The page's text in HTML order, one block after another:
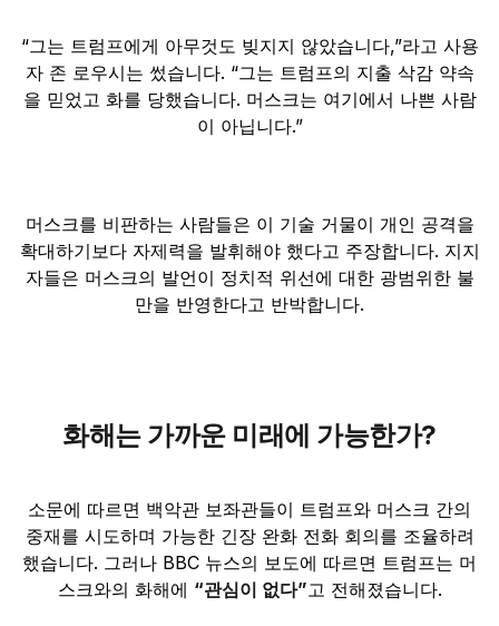
“그는 트럼프에게 아무것도 빚지지 않았습니다,”라고 사용
자 존 로우시는 썼습니다. “그는 트럼프의 지출 삭감 약속
을 믿었고 화를 당했습니다. 머스크는 여기에서 나쁜 사람
이 아닙니다.”
머스크를 비판하는 사람들은 이 기술 거물이 개인 공격을
확대하기보다 자제력을 발휘해야 했다고 주장합니다. 지지
자들은 머스크의 발언이 정치적 위선에 대한 광범위한 불
만을 반영한다고 반박합니다.
화해는 가까운 미래에 가능한가?
소문에 따르면 백악관 보좌관들이 트럼프와 머스크 간의
중재를 시도하며 가능한 긴장 완화 전화 회의를 조율하려
했습니다. 그러나 BBC 뉴스의 보도에 따르면 트럼프는 머
스크와의 화해에 “관심이 없다”고 전해졌습니다.